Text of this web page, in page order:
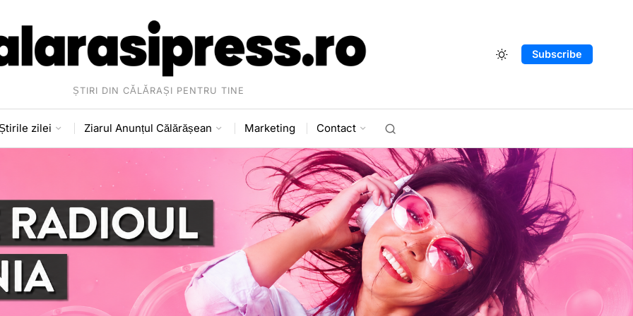
ȘTIRI DIN CĂLĂRAȘI PENTRU TINE
Subscribe
zilei Ziarul Anunțul Călărășean Marketing Contact